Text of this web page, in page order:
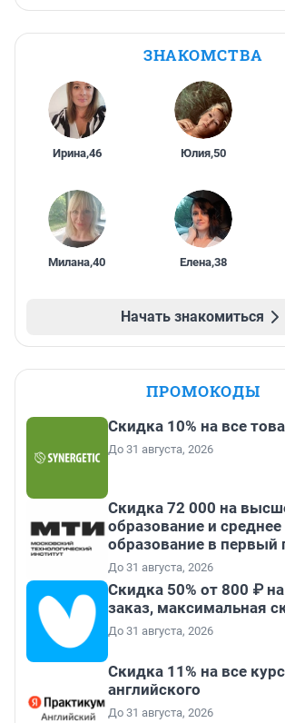
ЗНАКОМСТВА
Ирина,46 Юлия,50
Милана,40 Елена,38
Начать знакомиться
ПРОМОКОДЫ
Скидка 10% на все
До 31 августа, 2026
Скидка 72 000 на
образование и
образование в первый
До 31 августа, 2026
Скидка 50% от 800 ₽
заказ, максимальная
До 31 августа, 2026
Скидка 11% на все
английского
До 31 августа, 2026